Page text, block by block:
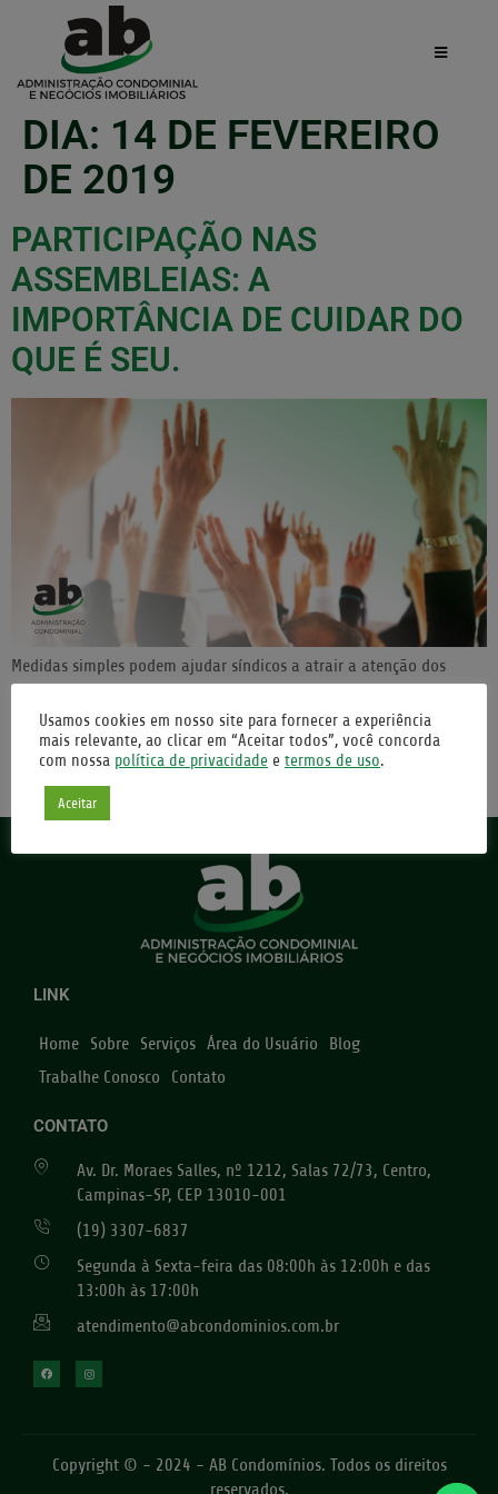
DIA: 14 DE FEVEREIRO
DE 2019
PARTICIPAÇÃO NAS
ASSEMBLEIAS: A
IMPORTÂNCIA DE CUIDAR DO
QUE É SEU.
Medidas simples podem ajudar síndicos a atrair a atenção dos
moradores para as assembleias, que são essenciais para uma
convivência mais agradável, democrática e de valorização do
imóvel A casa própria é um dos maiores sonhos do brasileiro. E
para quem escolhe formar seu lar em um condomínio, a
propriedade vai muito além do […]
LINK
Home Sobre Serviços Área do Usuário
Blog
Trabalhe Conosco
Contato
CONTATO
Av. Dr. Moraes Salles, nº 1212, Salas 72/73, Centro,
Campinas-SP, CEP 13010-001
(19) 3307-6837
Segunda à Sexta-feira das 08:00h às 12:00h e das
13:00h às 17:00h
atendimento@abcondominios.com.br
Copyright © - 2024 - AB Condomínios. Todos os direitos
reservados.
Usamos cookies em nosso site para fornecer a experiência
mais relevante, ao clicar em “Aceitar todos”, você concorda
com nossa política de privacidade e termos de uso.
Aceitar